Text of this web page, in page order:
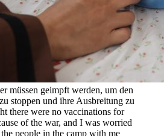
müssen geimpft werden, um den
stoppen und ihre Ausbreitung zu
there were no vaccinations for
of the war, and I was worried
people in the camp with me